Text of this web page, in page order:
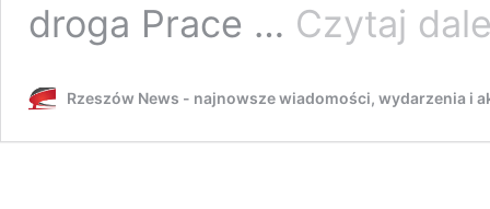
droga Prace … Czytaj
Rzeszów News - najnowsze wiadomości, wydarzenia i